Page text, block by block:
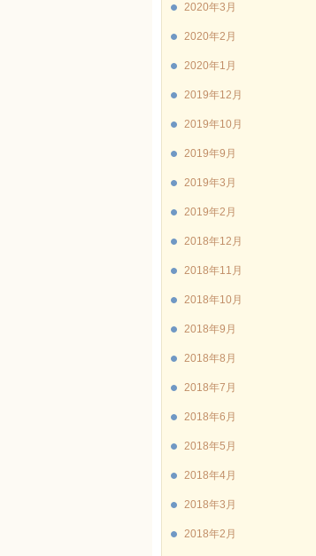
2020年3月
2020年2月
2020年1月
2019年12月
2019年10月
2019年9月
2019年3月
2019年2月
2018年12月
2018年11月
2018年10月
2018年9月
2018年8月
2018年7月
2018年6月
2018年5月
2018年4月
2018年3月
2018年2月